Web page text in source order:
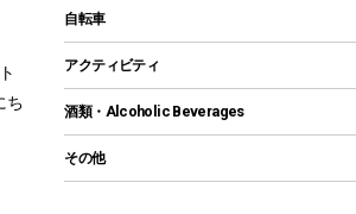
ち
グランドシート
ガイドロープ
ツール
焚き火台&ストーブ
火起こし
バーベキューツール
クッキングツール
ナイフ
カトラリー
ディズニーボトル
保冷剤
リュック、バックパック
トートバッグ、サコッシュ
ショッピングキャリー
その他アウトドア雑貨
インフレータブル
カヤック
パドル
自転車
折りたたみ自転車
スポーツサイクル
シティサイクル
アクティビティ
マリン
ラッシュガード
酒類・Alcoholic Beverages
その他